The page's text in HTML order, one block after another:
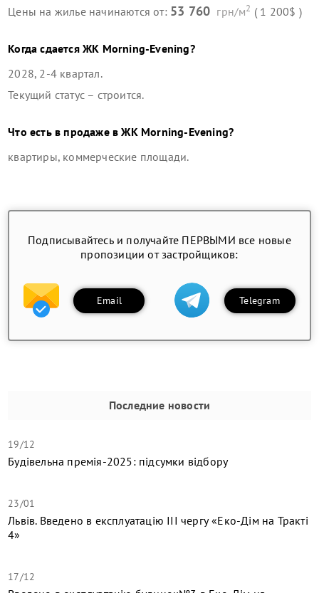
Цены на жилье начинаются от: 53 760 грн/м2 ( 1 200$ )
Когда сдаетсяЖК Morning-Evening?
2028, 2-4 квартал.
Текущий статус – строится.
Что есть в продаже вЖК Morning-Evening?
квартиры, коммерческие площади.
Подписывайтесь и получайте ПЕРВЫМИ все новые
пропозиции от застройщиков:
Email Telegram
Последние новости
19/12
Будівельна премія-2025: підсумки відбору
23/01
Львів. Введено в експлуатацію ІІІ чергу «Еко-Дім на Тракті
4»
17/12